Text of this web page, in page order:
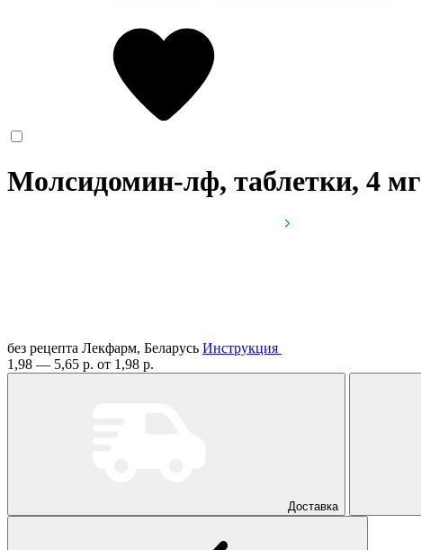
Молсидомин-лф, таблетки, 4 мг
без рецепта Лекфарм, Беларусь Инструкция
1,98 — 5,65 р. от 1,98 р.
Доставка